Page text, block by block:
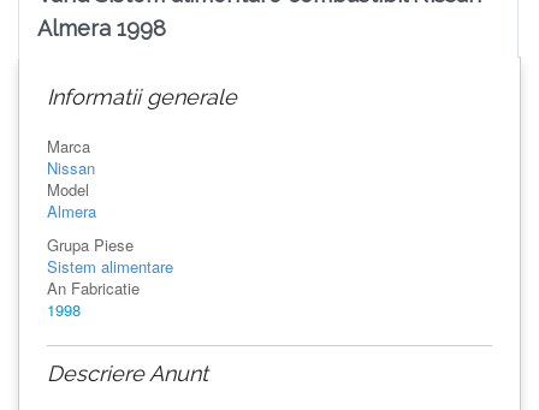
Almera 1998
Informatii generale
Marca
Nissan
Model
Almera
Grupa Piese
Sistem alimentare
An Fabricatie
1998
Descriere Anunt